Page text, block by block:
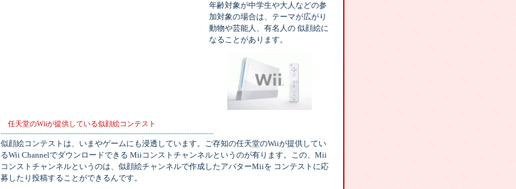
年齢対象が中学生や大人などの参
加対象の場合は、テーマが広がり
動物や芸能人、有名人の 似顔絵に
なることがあります。
任天堂のWiiが提供している似顔絵コンテスト
----------------------------------------------------------------------------------------
似顔絵コンテストは、いまやゲームにも浸透しています。ご存知の任天堂のWiiが提供してい
るWii Channelでダウンロードできる Miiコンストチャンネルというのが有ります。この、Mii
コンストチャンネルというのは、似顔絵チャンネルで作成したアバターMiiを コンテストに応
募したり投稿することができるんです。